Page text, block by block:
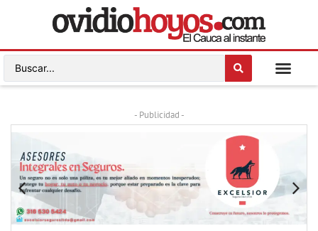
- Publicidad -